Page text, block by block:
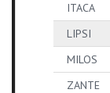
ITACA
LIPSI
MILOS
ZANTE